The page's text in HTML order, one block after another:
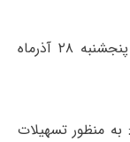
ثبت نام آزمون کارشناسی ارشد ۹۹ تا روز پنجشنبه ۲۸ آذرماه
منظور تسهیلات